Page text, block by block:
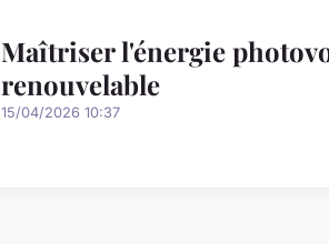
Maîtriser l'énergie
renouvelable
15/04/2026 10:37